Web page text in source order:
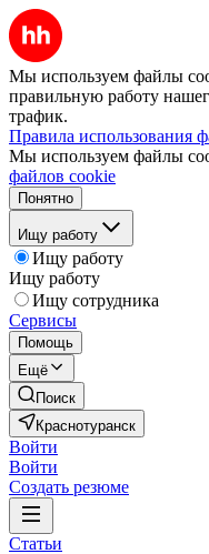
Мы используем файлы
правильную работу
трафик.
Правила использования
Мы используем файлы
файлов cookie
Понятно
Ищу работу
Ищу работу
Ищу работу
Ищу сотрудника
Сервисы
Помощь
Ещё
Поиск
Краснотуранск
Войти
Войти
Создать резюме
Статьи